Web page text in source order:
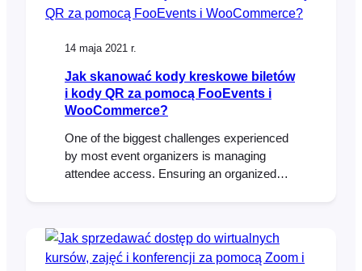
wytycznych mających na celu ograniczenie
artykule przedstawiamy
14 maja 2021 r.
Jak skanować kody kreskowe biletów
i kody QR za pomocą FooEvents i
WooCommerce?
One of the biggest challenges experienced
by most event organizers is managing
attendee access. Ensuring an organized
To help speed up attendee check-ins,
FooEvents automatically adds a unique